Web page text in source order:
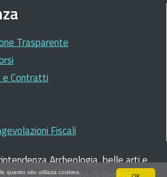
questo sito utilizza cookies.
Trasparente
e Contratti
Fiscali
Archeologia, belle arti e